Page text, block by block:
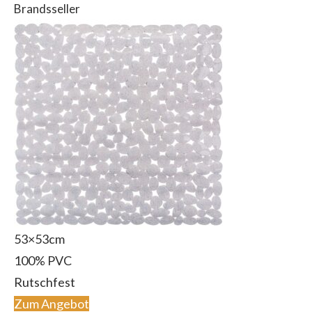
Brandsseller
53×53cm
100% PVC
Rutschfest
Zum Angebot